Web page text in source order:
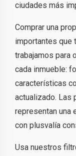
ciudades más
Comprar una
importantes que
trabajamos para
cada inmueble:
características
actualizado. Las
representan una
con plusvalía
Usa nuestros